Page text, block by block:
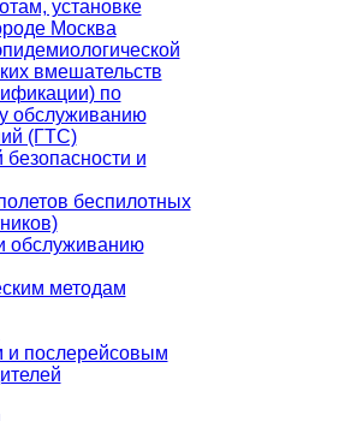
установке
Москва
вмешательств
по
обслуживанию
(ГТС)
и
беспилотных
обслуживанию
методам
и послерейсовым